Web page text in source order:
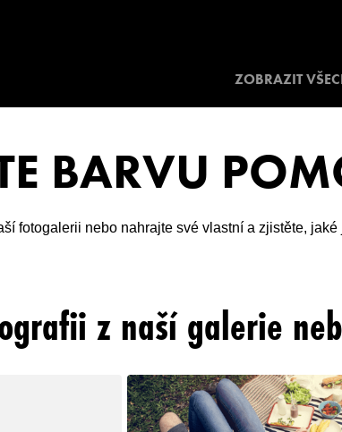
ZOBRAZIT
BARVU
fotogalerii nebo nahrajte své vlastní a zjistěte,
z naší galerie